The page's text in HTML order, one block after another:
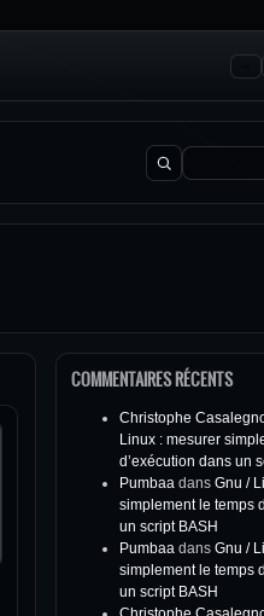
Rechercher :
COMMENTAIRES RÉCENTS
Christophe
Linux : mesurer
d’exécution dans un
Pumbaa dans Gnu /
simplement le temps
un script BASH
Pumbaa dans Gnu /
simplement le temps
un script BASH